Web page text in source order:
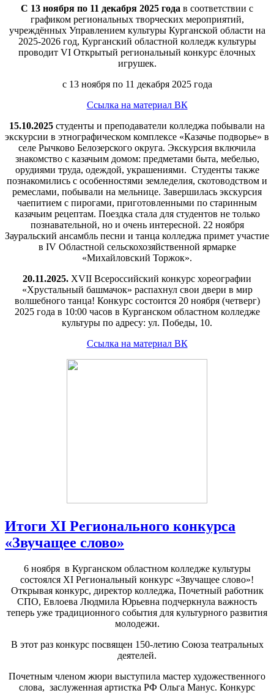
С 13 ноября по 11 декабря 2025 года в соответствии с
графиком региональных творческих мероприятий,
учреждённых Управлением культуры Курганской области на
2025-2026 год, Курганский областной колледж культуры
проводит VI Открытый региональный конкурс ёлочных
игрушек.
с 13 ноября по 11 декабря 2025 года
Ссылка на материал ВК
15.10.2025 студенты и преподаватели колледжа побывали на
экскурсии в этнографическом комплексе «Казачье подворье» в
селе Рычково Белозерского округа. Экскурсия включила
знакомство с казачьим домом: предметами быта, мебелью,
орудиями труда, одеждой, украшениями. Студенты также
познакомились с особенностями земледелия, скотоводством и
ремеслами, побывали на мельнице. Завершилась экскурсия
чаепитием с пирогами, приготовленными по старинным
казачьим рецептам. Поездка стала для студентов не только
познавательной, но и очень интересной. 22 ноября
Зауральский ансамбль песни и танца колледжа примет участие
в IV Областной сельскохозяйственной ярмарке
«Михайловский Торжок».
20.11.2025. XVII Всероссийский конкурс хореографии
«Хрустальный башмачок» распахнул свои двери в мир
волшебного танца! Конкурс состоится 20 ноября (четверг)
2025 года в 10:00 часов в Курганском областном колледже
культуры по адресу: ул. Победы, 10.
Ссылка на материал ВК
Итоги XI Регионального конкурса
«Звучащее слово»
6 ноября в Курганском областном колледже культуры
состоялся XI Региональный конкурс «Звучащее слово»!
Открывая конкурс, директор колледжа, Почетный работник
СПО, Евлоева Людмила Юрьевна подчеркнула важность
теперь уже традиционного события для культурного развития
молодежи.
В этот раз конкурс посвящен 150-летию Союза театральных
деятелей.
Почетным членом жюри выступила мастер художественного
слова, заслуженная артистка РФ Ольга Манус. Конкурс